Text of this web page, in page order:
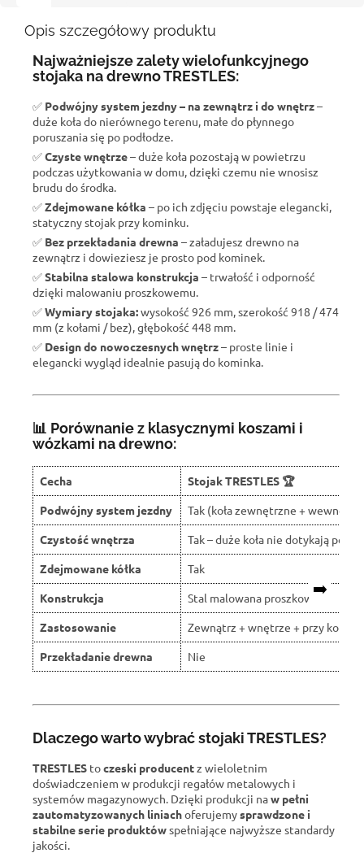
Opis szczegółowy produktu
Najważniejsze zalety wielofunkcyjnego
stojaka na drewno TRESTLES:
✅ Podwójny system jezdny – na zewnątrz i do wnętrz–
duże koła do nierównego terenu, małe do płynnego
poruszania się po podłodze.
✅Czyste wnętrze– duże koła pozostają w powietrzu
podczas użytkowania w domu, dzięki czemu nie wnosisz
brudu do środka.
✅Zdejmowane kółka – po ich zdjęciu powstaje elegancki,
statyczny stojak przy kominku.
✅ Bez przekładania drewna – załadujesz drewno na
zewnątrz i dowieziesz je prosto pod kominek.
✅Stabilna stalowa konstrukcja – trwałość i odporność
dzięki malowaniu proszkowemu.
✅Wymiary stojaka:wysokość 926 mm, szerokość 918 / 474
mm (z kołami / bez), głębokość 448 mm.
✅ Design do nowoczesnych wnętrz– proste linie i
elegancki wygląd idealnie pasują do kominka.
📊 Porównanie z klasycznymi koszami i
wózkami na drewno:
➡️
Cecha
Stojak TRESTLES 🏆
Podwójny system jezdny
Tak (koła zewnętrzne +
Czystość wnętrza
Tak – duże koła nie dotykają
Zdejmowane kółka
Tak
Konstrukcja
Stal malowana proszkowo
Zastosowanie
Zewnątrz + wnętrze + przy
Przekładanie drewna
Nie
Dlaczego warto wybrać stojaki TRESTLES?
TRESTLES toczeski producentz wieloletnim
doświadczeniem w produkcji regałów metalowych i
systemów magazynowych. Dzięki produkcji naw pełni
zautomatyzowanych liniachoferujemysprawdzone i
stabilne serie produktówspełniające najwyższe standardy
jakości.